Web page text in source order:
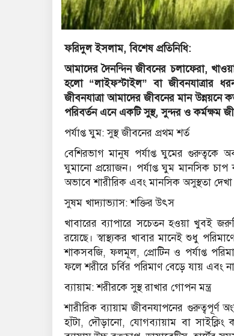
ফরিদুল ইসলাম, বিশেষ প্রতিনিধি:
আমাদের দৈনন্দিন জীবনের চলাফেরা,
হলো “লাইফস্টাইল” বা জীবনযাত্রার
জীবনযাত্রা আমাদের জীবনের মান
পরিবর্তন এনে একটি সুস্থ, সুন্দর ও কর্মক্ষম
পর্যাপ্ত ঘুম: সুস্থ জীবনের প্রথম শর্ত
বেশিরভাগ মানুষ পর্যাপ্ত ঘুমের গুরুত্বকে
ঘুমানো প্রয়োজন। পর্যাপ্ত ঘুম মানসিক
অভাবে শারীরিক এবং মানসিক অসুস্থতা
সুষম খাদ্যাভ্যাস: শক্তির উৎস
খাবারের ব্যাপারে সচেতন হওয়া খুবই
রয়েছে। স্বাস্থ্যকর খাবার মানেই শুধু
শাকসবজি, ফলমূল, প্রোটিন ও পর্যাপ্ত
ফলে শরীরে চর্বির পরিমাণ বেড়ে যায় এবং
ব্যায়াম: শরীরকে সুস্থ রাখার গোপন মন্ত্র
শারীরিক ব্যায়াম জীবনযাপনের গুরুত্বপূর্ণ
হাঁটা, দৌড়ানো, যোগব্যায়াম বা